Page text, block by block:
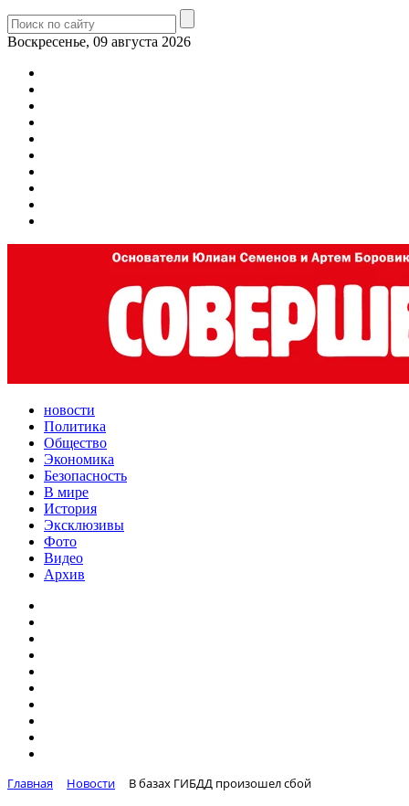
Воскресенье, 09 августа 2026
новости
Политика
Общество
Экономика
Безопасность
В мире
История
Эксклюзивы
Фото
Видео
Архив
Главная Новости В базах ГИБДД произошел сбой